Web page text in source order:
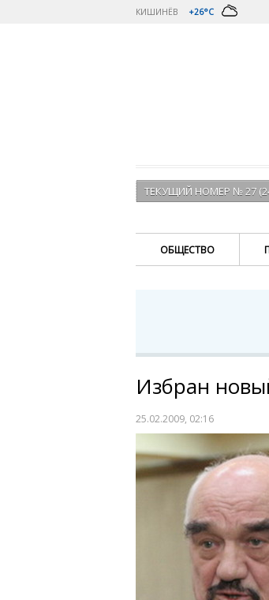
КИШИНЁВ +26°C
ТЕКУЩИЙ НОМЕР № 27
ОБЩЕСТВО
Избран
25.02.2009, 02:16